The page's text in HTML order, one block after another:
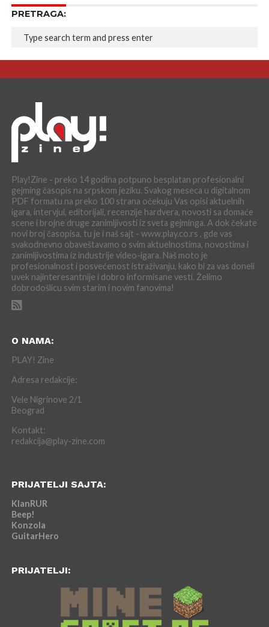
PRETRAGA:
Play!Zine - preko 14 godina potpuno besplatan profesionalni
gejming časopis na srpskom jeziku. Svakog meseca u digitalnom
PDF formatu na preko 100 strana očekuju Vas opisi aktuelnih
igara, intervjui, editorijali, recenzije hardvera, novosti sa domaće
scene i brojne druge zanimljivosti iz sveta gejminga. A dok čekate
novi broj časopisa, tu je i naš sajt - www.play.co.rs , gde vas
svakodnevno obaveštavamo o svim aktuelnostima, novostima i
zanimljivostima iz industrije video-igara. Naš moto je
profesionalnost i posvećenost istraživanju, kako bi za vas doneli
uvek najinteresantnije i dobro informisane vesti. Želimo
dobrodošlicu svim starim i novim fanovima!
O NAMA:
PLAY! Zine
Adresa redakcije:
Vele Nigrinove 2/1
Beograd
Kontakt:
redakcija@play-zine.com
PRIJATELJI SAJTA:
KlanRUR
Beep!
Konzola
GuitarHero
PRIJATELJI: